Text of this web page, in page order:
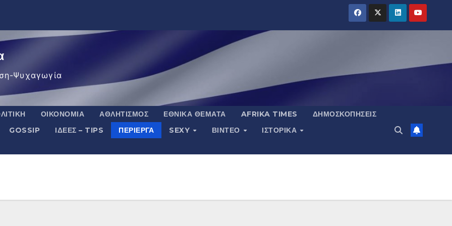
Ψυχαγωγία
ΟΙΚΟΝΟΜΊΑ ΑΘΛΗΤΙΣΜΌΣ ΕΘΝΙΚΆ ΘΈΜΑΤΑ AFRIKA TIMES
ΔΗΜΟΣΚΟΠΉΣΕΙΣ
GOSSIP ΙΔΈΕΣ – TIPS ΠΕΡΊΕΡΓΑ SEXY ΒΙΝΤΕΟ
ΙΣΤΟΡΙΚΆ